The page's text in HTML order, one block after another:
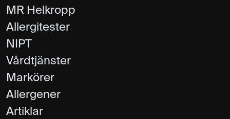
MR Helkropp
Allergitester
NIPT
Vårdtjänster
Markörer
Allergener
Artiklar